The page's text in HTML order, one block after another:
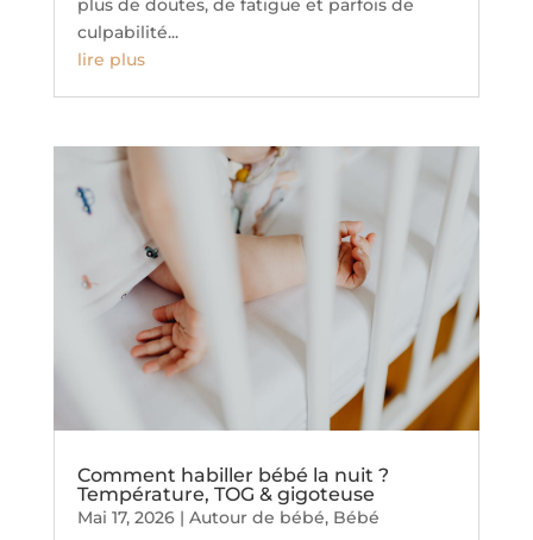
plus de doutes, de fatigue et parfois de
culpabilité...
lire plus
Comment habiller bébé la nuit ?
Température, TOG & gigoteuse
Mai 17, 2026| Autour de bébé, Bébé